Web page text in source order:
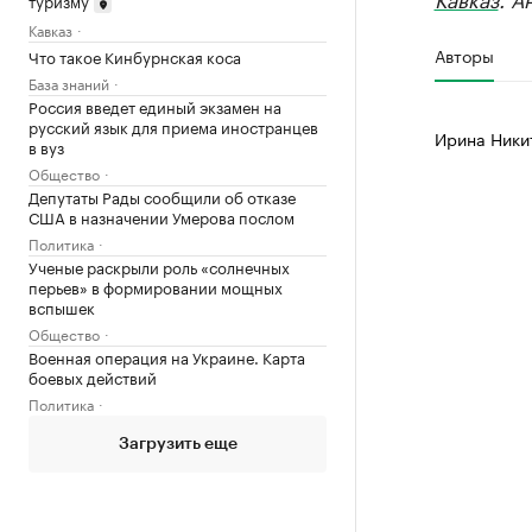
Кавказ
Что такое Кинбурнская коса
База знаний
Россия введет единый экзамен на
русский язык для приема иностранцев
в вуз
Общество
Депутаты Рады сообщили об отказе
США в назначении Умерова послом
Политика
Ученые раскрыли роль «солнечных
перьев» в формировании мощных
вспышек
Общество
Военная операция на Украине. Карта
боевых действий
Политика
Загрузить еще
Авторы
Ирина